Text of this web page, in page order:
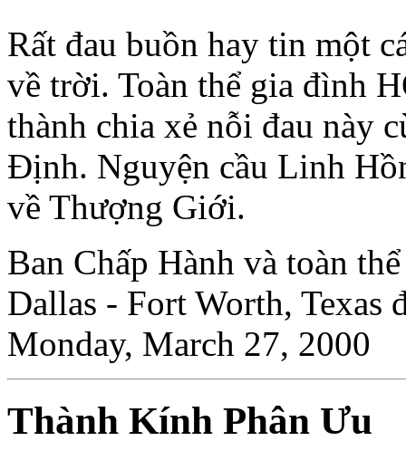
Rất đau buồn hay tin một
về trời. Toàn thể gia đình
thành chia xẻ nỗi đau này
Ðịnh. Nguyện cầu Linh
về Thượng Giới.
Ban Chấp Hành và toàn
Dallas - Fort Worth,
Monday, March 27, 2000
Thành Kính Phân Ưu